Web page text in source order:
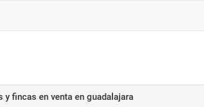
y fincas en venta en guadalajara